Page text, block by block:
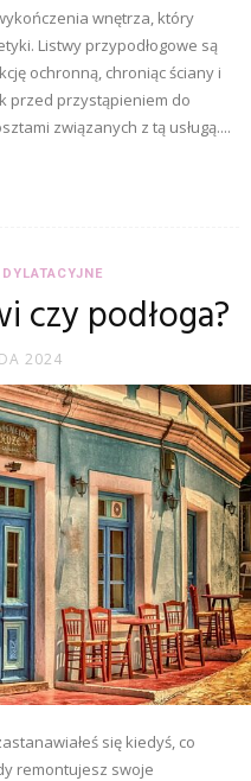
wnętrza, który
Listwy przypodłogowe są
ochronną, chroniąc ściany i
przed przystąpieniem do
związanych z tą usługą....
czy podłoga?
2024
się kiedyś, co
remontujesz swoje